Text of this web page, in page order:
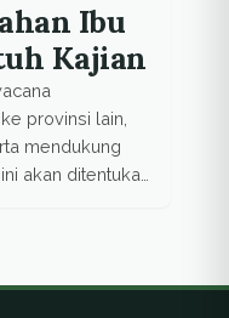
Ibu
Kajian
provinsi lain,
mendukung
akan ditentukan
DKI Jakarta Joko